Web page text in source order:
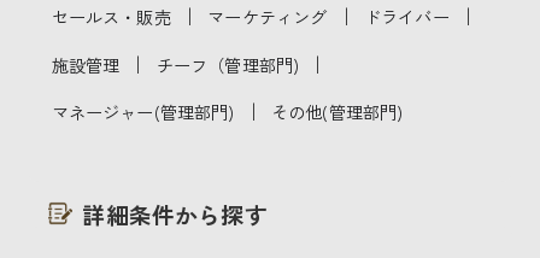
セールス・販売 ｜ マーケティング ｜ ドライバー ｜
施設管理 ｜ チーフ（管理部門) ｜
マネージャー(管理部門) ｜ その他(管理部門)
詳細条件から探す